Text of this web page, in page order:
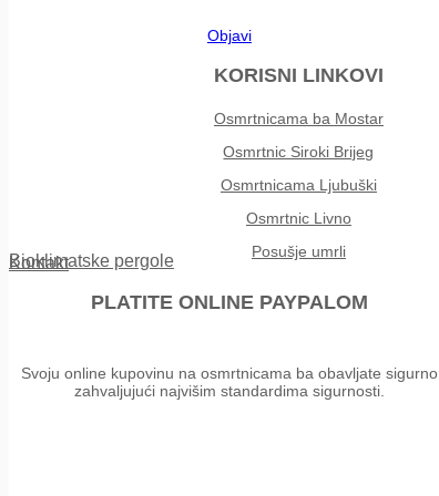
Objavi
KORISNI LINKOVI
Osmrtnicama ba Mostar
Osmrtnic Siroki Brijeg
Osmrtnicama Ljubuški
Osmrtnic Livno
Posušje umrli
Kontakt
Bioklimatske pergole
PLATITE ONLINE PAYPALOM
Svoju online kupovinu na osmrtnicama ba obavljate sigurno
zahvaljujući najvišim standardima sigurnosti.